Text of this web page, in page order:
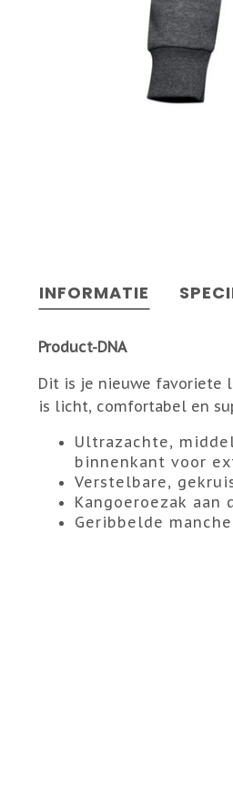
INFORMATIE
Product-DNA
Dit is je nieuwe favoriete
is licht, comfortabel en
Ultrazachte,
binnenkant voor
Verstelbare,
Kangoeroezak aan
Geribbelde